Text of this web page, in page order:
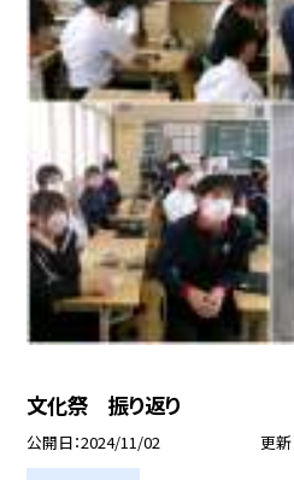
文化祭 振り返り
公開日 2024/11/02 更